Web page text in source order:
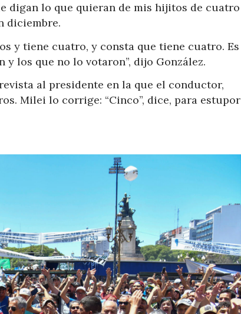
digan lo que quieran de mis hijitos de cuatro
diciembre.
y tiene cuatro, y consta que tiene cuatro. Es
los que no lo votaron”, dijo González.
al presidente en la que el conductor,
Milei lo corrige: “Cinco”, dice, para estupor